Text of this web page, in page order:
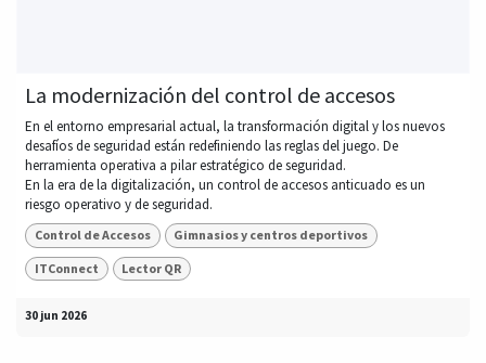
La modernización del control de accesos
En el entorno empresarial actual, la transformación digital y los nuevos
desafíos de seguridad están redefiniendo las reglas del juego. De
herramienta operativa a pilar estratégico de seguridad.
En la era de la digitalización, un control de accesos anticuado es un
riesgo operativo y de seguridad.
Control de Accesos Gimnasios y centros deportivos
ITConnect Lector QR
30 jun 2026